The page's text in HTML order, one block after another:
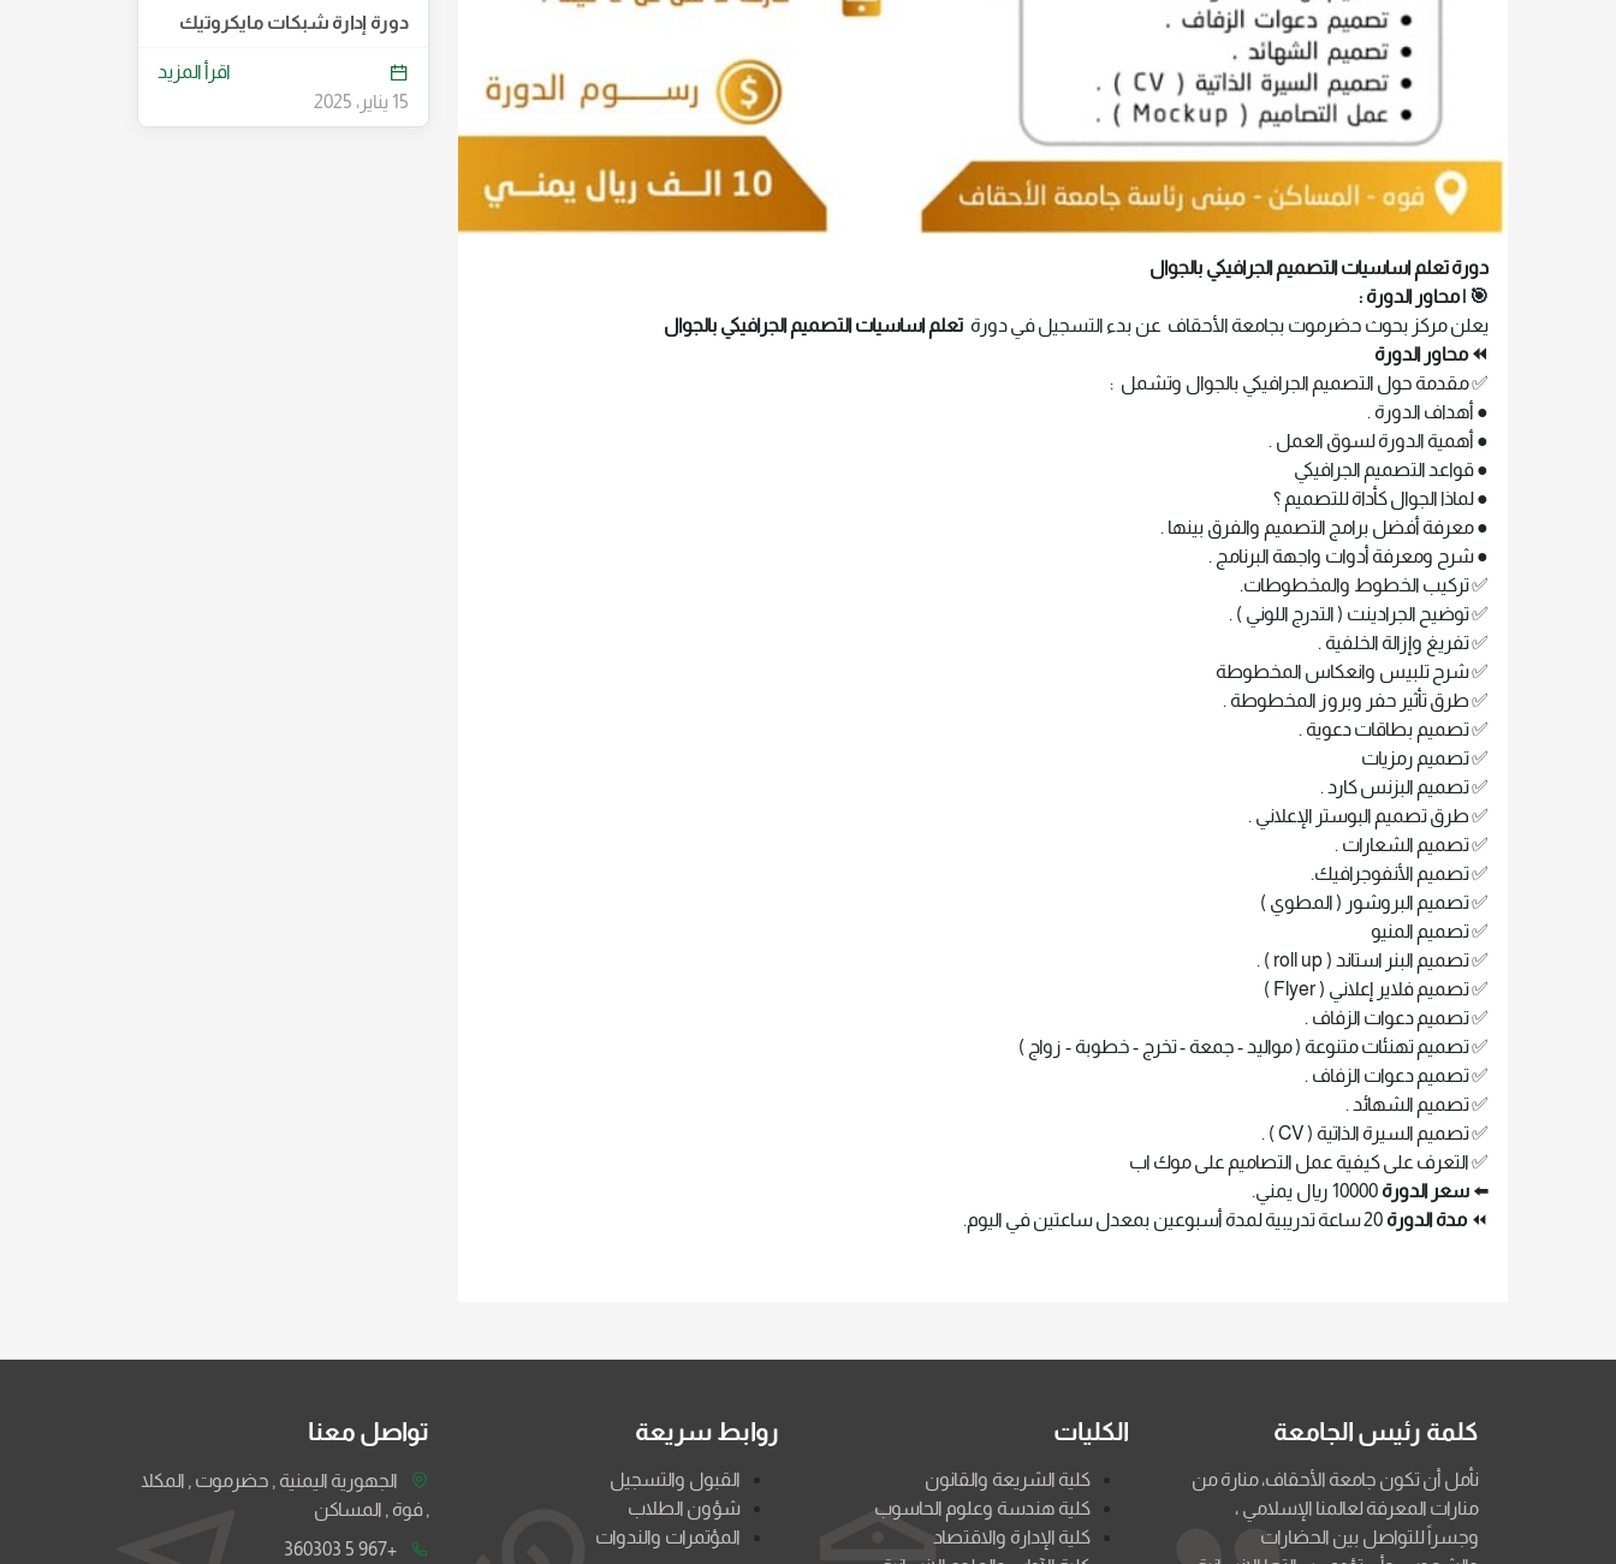
دورة تعلم اساسيات التصميم الجرافيكي بالجوال
🎯 | محاور الدورة :
يعلن مركز بحوث حضرموت بجامعة الأحقاف عن بدء التسجيل في دورة تعلم اساسيات التصميم الجرافيكي بالجوال
⏪ محاور الدورة
✅ مقدمة حول التصميم الجرافيكي بالجوال وتشمل :
● أهداف الدورة .
● أهمية الدورة لسوق العمل .
● قواعد التصميم الجرافيكي
● لماذا الجوال كأداة للتصميم ؟
● معرفة أفضل برامج التصميم والفرق بينها .
● شرح ومعرفة أدوات واجهة البرنامج .
✅ تركيب الخطوط والمخطوطات.
✅ توضيح الجرادينت ( التدرج اللوني ) .
✅ تفريغ وإزالة الخلفية .
✅ شرح تلبيس وانعكاس المخطوطة
✅ طرق تأثير حفر وبروز المخطوطة .
✅ تصميم بطاقات دعوية .
✅ تصميم رمزيات
✅ تصميم البزنس كارد .
✅ طرق تصميم البوستر الإعلاني .
✅ تصميم الشعارات .
✅ تصميم الأنفوجرافيك.
✅ تصميم البروشور ( المطوي )
✅ تصميم المنيو
✅ تصميم البنر استاند ( roll up ) .
✅ تصميم فلاير إعلاني ( Flyer )
✅ تصميم دعوات الزفاف .
✅ تصميم تهنئات متنوعة ( مواليد - جمعة - تخرج - خطوبة - زواج )
✅ تصميم دعوات الزفاف .
✅ تصميم الشهائد .
✅ تصميم السيرة الذاتية ( CV ) .
✅ التعرف على كيفية عمل التصاميم على موك اب
⬅️ سعر الدورة
⏪مدة الدورة
دورة إدارة شبكات مايكروتيك
15 يناير، 2025
اقرأ المزيد
كلمة رئيس الجامعة
نأمل أن تكون جامعة الأحقاف، منارة من
منارات المعرفة لعالمنا الإسلامي ،
وجسراً للتواصل بين الحضارات
الكليات
كلية الشريعة والقانون
كلية هندسة وعلوم الحاسوب
كلية الإدارة والاقتصاد
روابط سريعة
القبول والتسجيل
شؤون الطلاب
المؤتمرات والندوات
تواصل معنا
الجهورية اليمنية , حضرموت , المكلا
, فوة , المساكن
+967 5 360303